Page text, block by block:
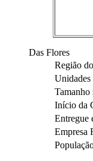
Das Flores
Região
Unidades
Tamanho
Início da
Entregue
Empresa